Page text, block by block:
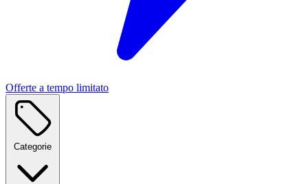
Offerte a tempo limitato
Categorie